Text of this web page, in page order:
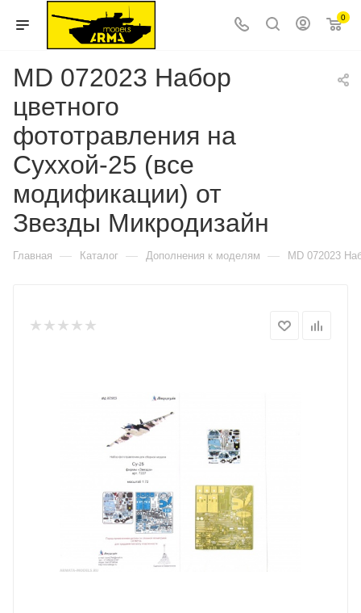
0
MD 072023 Набор
цветного
фототравления на
Суххой-25 (все
модификации) от
Звезды Микродизайн
Главная — Каталог — Дополнения к моделям — MD 072023